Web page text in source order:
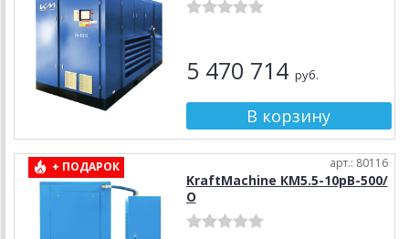
5 470 714 руб.
+ ПОДАРОК арт.: 80116
KraftMachine КМ5.5-10рВ-500/
О